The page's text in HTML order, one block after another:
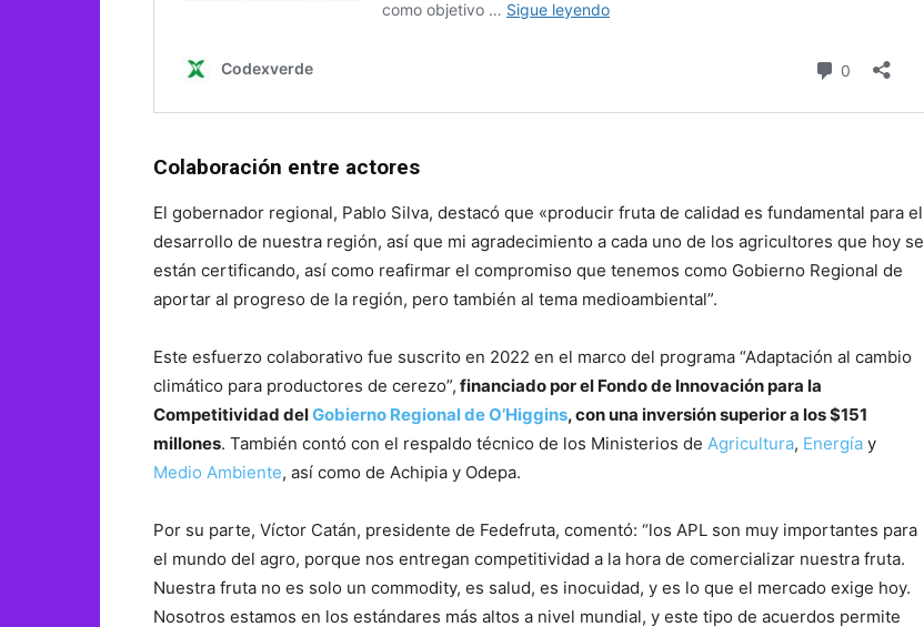
Colaboración entre actores
El gobernador regional, Pablo Silva, destacó que «producir fruta de calidad es fundamental para el
desarrollo de nuestra región, así que mi agradecimiento a cada uno de los agricultores que hoy se
están certificando, así como reafirmar el compromiso que tenemos como Gobierno Regional de
aportar al progreso de la región, pero también al tema medioambiental”.
Este esfuerzo colaborativo fue suscrito en 2022 en el marco del programa “Adaptación al cambio
climático para productores de cerezo”, financiado por el Fondo de Innovación para la
Competitividad delGobierno Regional de O’Higgins, con una inversión superior a los $151
millones. También contó con el respaldo técnico de los Ministerios de Agricultura, Energía y
Medio Ambiente, así como de Achipia y Odepa.
Por su parte, Víctor Catán, presidente de Fedefruta, comentó: “los APL son muy importantes para
el mundo del agro, porque nos entregan competitividad a la hora de comercializar nuestra fruta.
Nuestra fruta no es solo un commodity, es salud, es inocuidad, y es lo que el mercado exige hoy.
Nosotros estamos en los estándares más altos a nivel mundial, y este tipo de acuerdos permite